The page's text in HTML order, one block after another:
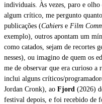
individuais. Às vezes, paro e olho
algum crítico, me pergunto
publicações (Cahiers e Film
exemplo), outros apontam um
como catados, sejam de recortes
nesses), ou imagino de quem os
me de observar que era curioso a
inclui alguns críticos/
Jordan Cronk), ao Fjord (2026)
festival depois, e foi recebido de